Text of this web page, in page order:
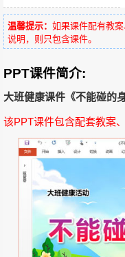
温馨提示： 如果课件配有教
说明，则只包含课件。
PPT课件简介:
大班健康课件《不能碰的
该PPT课件包含配套教案